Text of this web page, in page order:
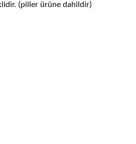
(piller ürüne dahildir)